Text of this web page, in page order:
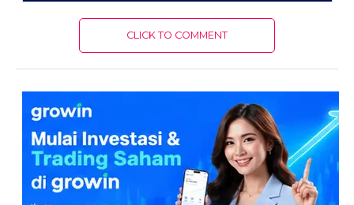
CLICK TO COMMENT